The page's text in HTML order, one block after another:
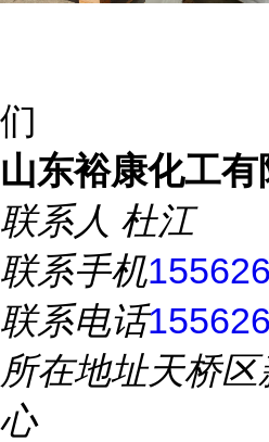
们
山东裕康化工有
联系人 杜江
联系手机
联系电话
所在地址天桥区
心